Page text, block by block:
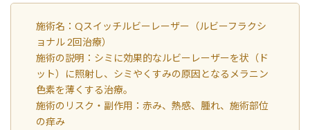
施術名：Qスイッチルビーレーザー（ルビーフラクシ
ョナル 2回治療）
施術の説明：シミに効果的なルビーレーザーを状（ド
ット）に照射し、シミやくすみの原因となるメラニン
色素を薄くする治療。
施術のリスク・副作用：赤み、熱感、腫れ、施術部位
の痒み